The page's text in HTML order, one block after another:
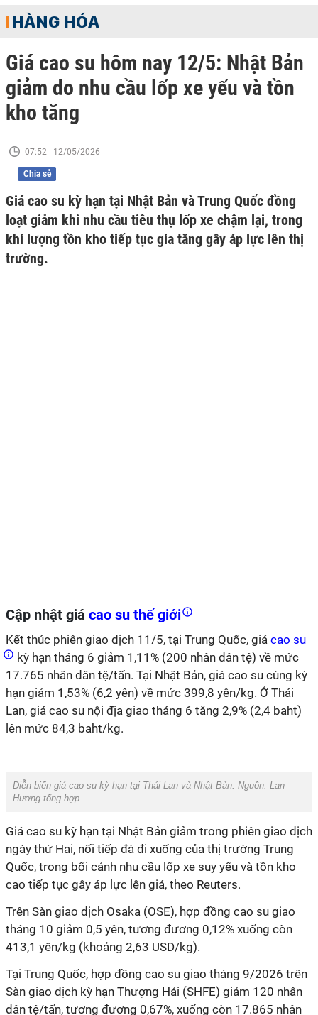
HÀNG HÓA
Giá cao su hôm nay 12/5: Nhật Bản
giảm do nhu cầu lốp xe yếu và tồn
kho tăng
07:52 | 12/05/2026
Chia sẻ
Giá cao su kỳ hạn tại Nhật Bản và Trung Quốc đồng
loạt giảm khi nhu cầu tiêu thụ lốp xe chậm lại, trong
khi lượng tồn kho tiếp tục gia tăng gây áp lực lên thị
trường.
Cập nhật giá cao su thế giới
Kết thúc phiên giao dịch 11/5, tại Trung Quốc, giá cao su
kỳ hạn tháng 6 giảm 1,11% (200 nhân dân tệ) về mức
17.765 nhân dân tệ/tấn. Tại Nhật Bản, giá cao su cùng kỳ
hạn giảm 1,53% (6,2 yên) về mức 399,8 yên/kg. Ở Thái
Lan, giá cao su nội địa giao tháng 6 tăng 2,9% (2,4 baht)
lên mức 84,3 baht/kg.
Diễn biến giá cao su kỳ hạn tại Thái Lan và Nhật Bản. Nguồn: Lan
Hương tổng hợp
Giá cao su kỳ hạn tại Nhật Bản giảm trong phiên giao dịch
ngày thứ Hai, nối tiếp đà đi xuống của thị trường Trung
Quốc, trong bối cảnh nhu cầu lốp xe suy yếu và tồn kho
cao tiếp tục gây áp lực lên giá, theo Reuters.
Trên Sàn giao dịch Osaka (OSE), hợp đồng cao su giao
tháng 10 giảm 0,5 yên, tương đương 0,12% xuống còn
413,1 yên/kg (khoảng 2,63 USD/kg).
Tại Trung Quốc, hợp đồng cao su giao tháng 9/2026 trên
Sàn giao dịch kỳ hạn Thượng Hải (SHFE) giảm 120 nhân
dân tệ/tấn, tương đương 0,67%, xuống còn 17.865 nhân